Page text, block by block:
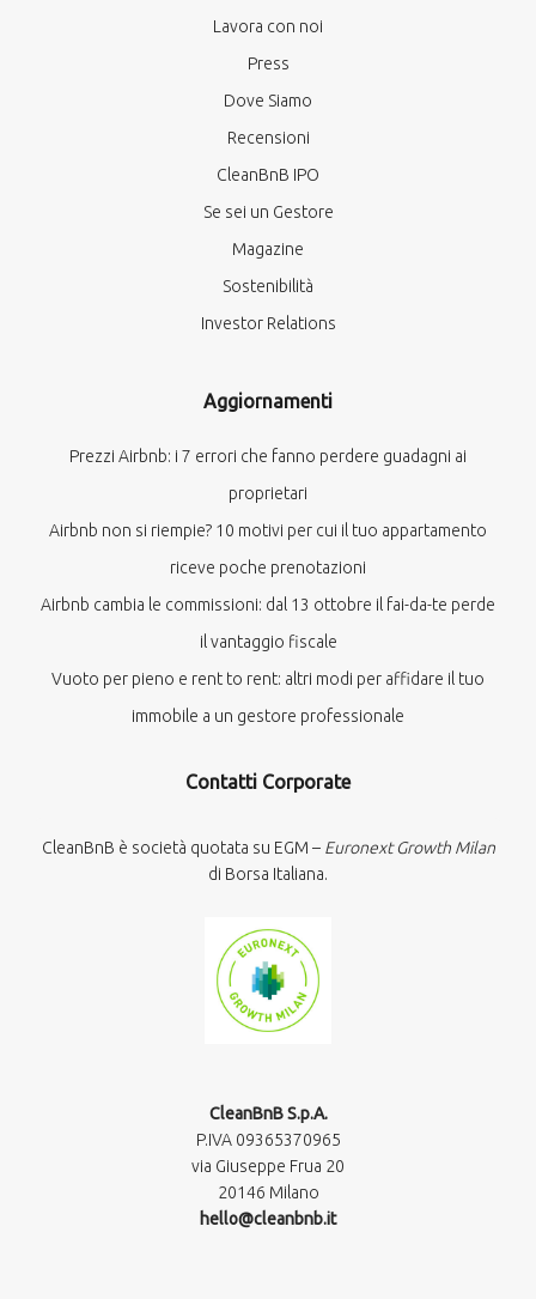
Lavora con noi
Press
Dove Siamo
Recensioni
CleanBnB IPO
Se sei un Gestore
Magazine
Sostenibilità
Investor Relations
Aggiornamenti
Prezzi Airbnb: i 7 errori che fanno perdere guadagni ai
proprietari
Airbnb non si riempie? 10 motivi per cui il tuo appartamento
riceve poche prenotazioni
Airbnb cambia le commissioni: dal 13 ottobre il fai-da-te perde
il vantaggio fiscale
Vuoto per pieno e rent to rent: altri modi per affidare il tuo
immobile a un gestore professionale
Contatti Corporate
CleanBnB è società quotata su EGM – Euronext Growth Milan
di Borsa Italiana.
CleanBnB S.p.A.
P.IVA 09365370965​
via Giuseppe Frua 20
20146 Milano
hello@cleanbnb.it